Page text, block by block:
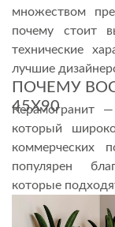
ВОПРОСЫ И
множеством
почему стоит
технические
лучшие
ПОЧЕМУ
45Х90
Керамогранит
который
коммерческих
популярен
которые